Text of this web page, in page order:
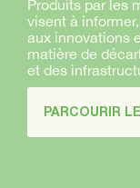
Produits par les
visent à
aux innovations
matière de
et des
PARCOURIR